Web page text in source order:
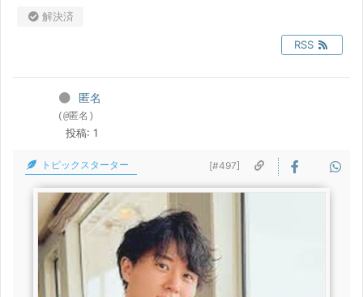
解決済
RSS
匿名
(@匿名)
投稿: 1
トピックスターター [#497]